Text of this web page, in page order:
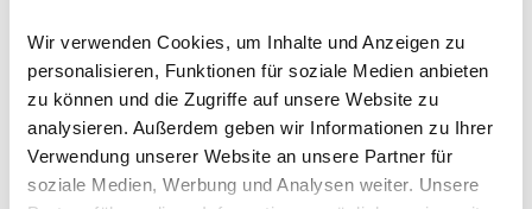
Wir verwenden Cookies, um Inhalte und Anzeigen zu
personalisieren, Funktionen für soziale Medien anbieten
zu können und die Zugriffe auf unsere Website zu
analysieren. Außerdem geben wir Informationen zu Ihrer
Verwendung unserer Website an unsere Partner für
soziale Medien, Werbung und Analysen weiter. Unsere
Mayen Meisburg Roth bei Prüm Eckfeld
Esch
Bleckhausen Düren Hillesheim Niederstadtfeld
Rockeskyll
Hellenthal Schleiden
Hontheim
Neuheilenbach Bergweiler Birresborn Alsdorf
Gönnersdorf
Wiesbaum Stadtkyll Bad Münstereifel